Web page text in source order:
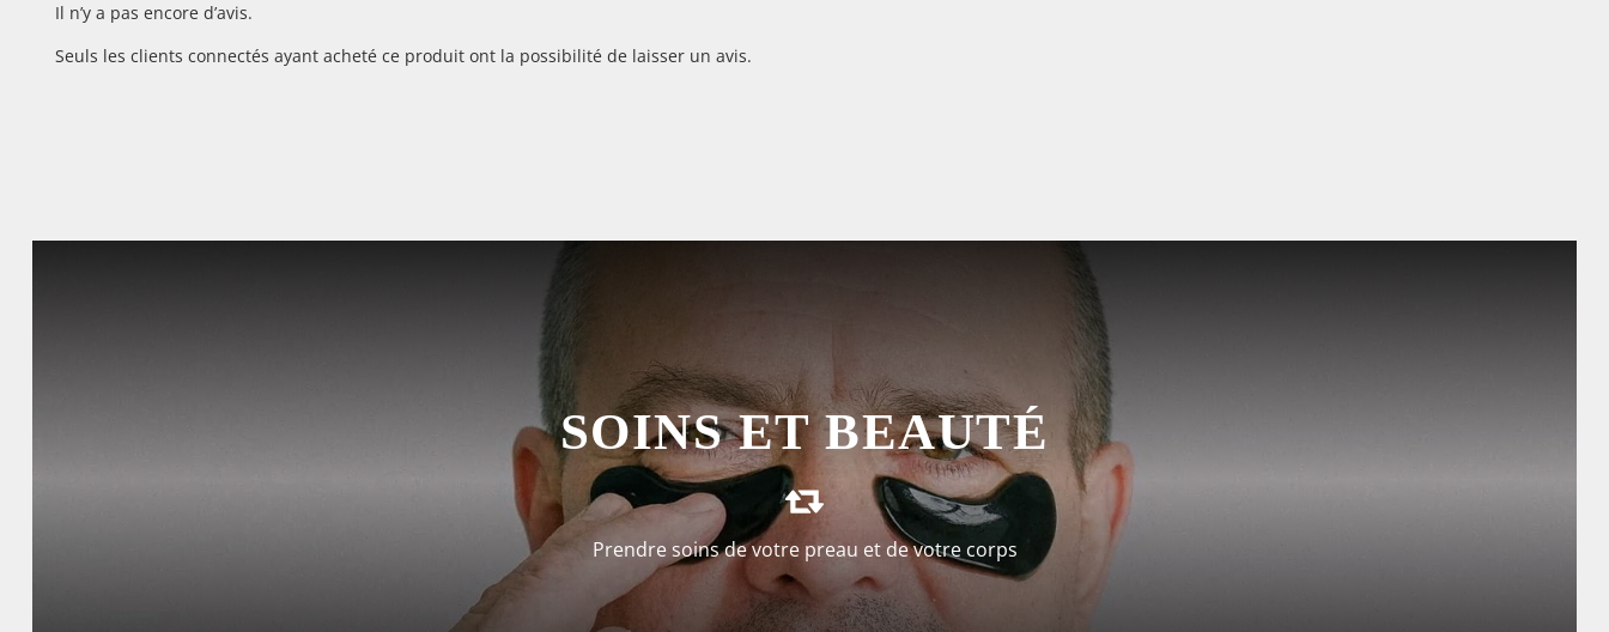
Il n’y a pas encore d’avis.
Seuls les clients connectés ayant acheté ce produit ont la possibilité de laisser un avis.
SOINS ET BEAUTÉ
Prendre soins de votre preau et de votre corps
DÉCOUVREZ LES SOINS DE LA PEAU
VOIR LA SÉLECTION